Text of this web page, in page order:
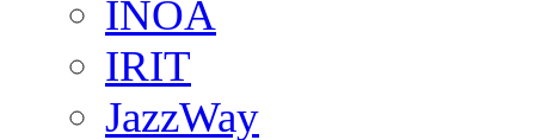
INOA
IRIT
JazzWay